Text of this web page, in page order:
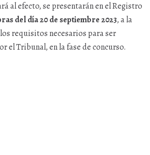
al efecto, se presentarán en el Registro
del día 20 de septiembre 2023, a la
requisitos necesarios para ser
el Tribunal, en la fase de concurso.